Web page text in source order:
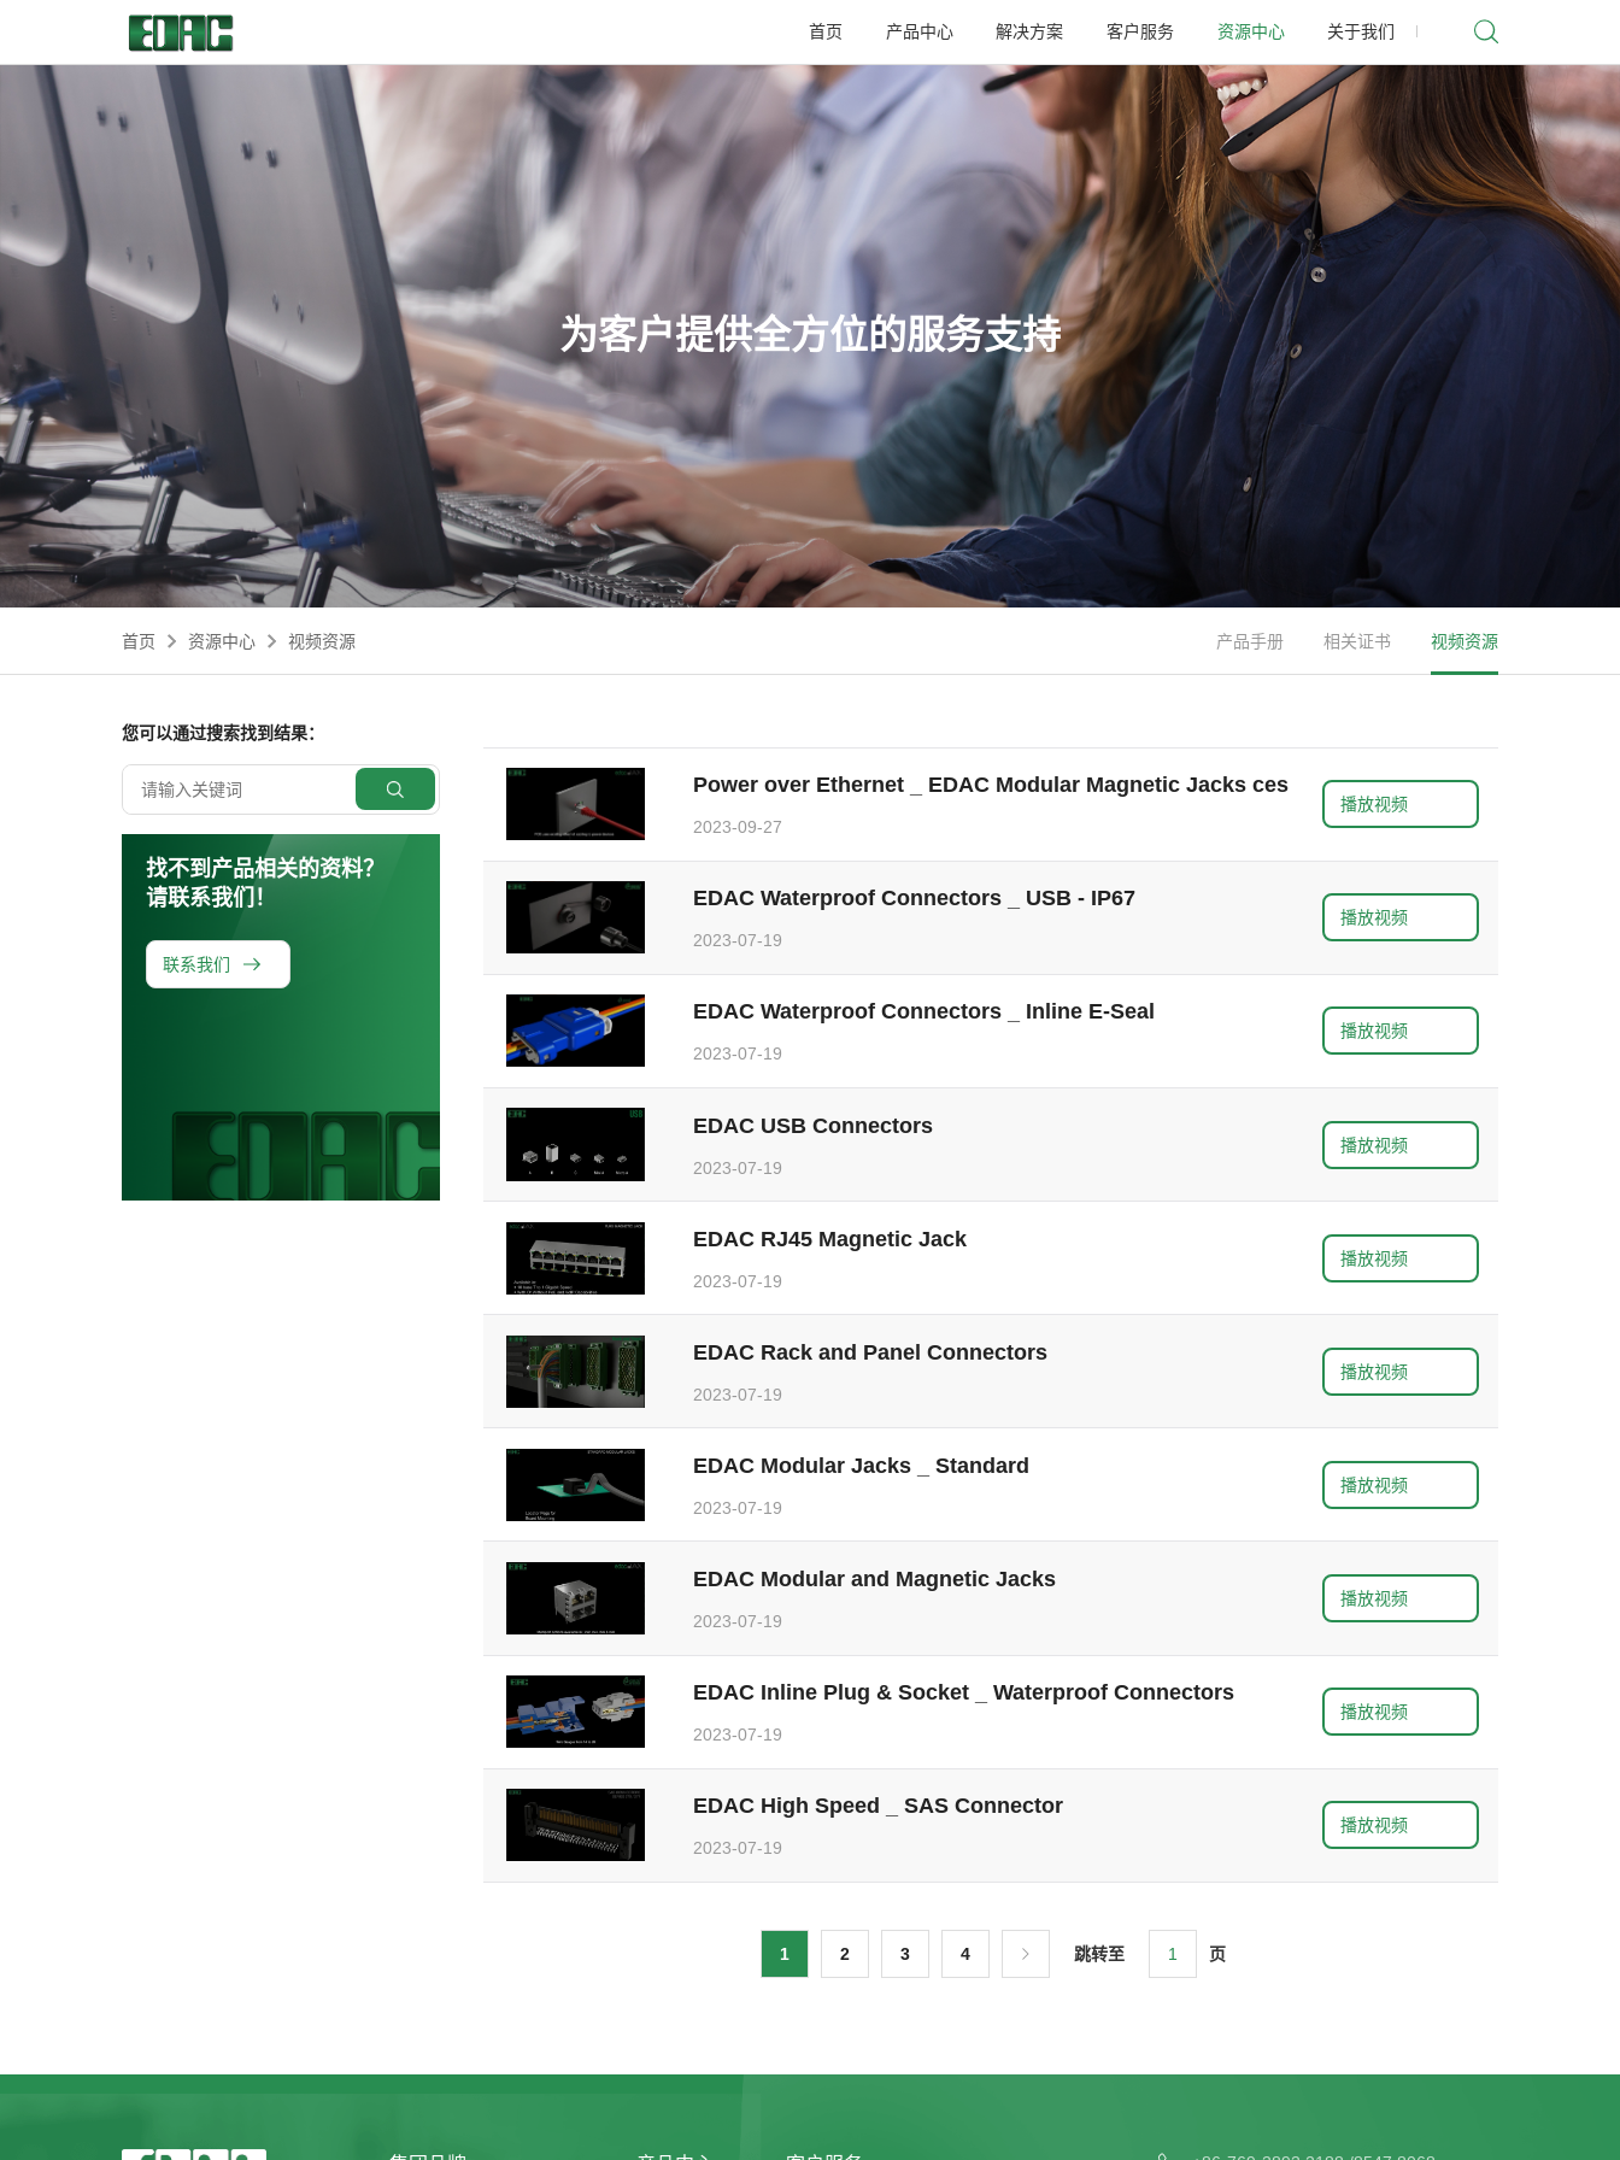
首页 产品中心 解决方案 客户服务 资源中心 关于我们
首页
产品中心
解决方案
客户服务
资源中心
关于我们
其他
为客户提供全方位的服务支持
首页 资源中心 视频资源 产品手册 相关证书 视频资源
您可以通过搜索找到结果：
找不到产品相关的资料？
请联系我们！
联系我们
Power over Ethernet _ EDAC Modular Magnetic Jacks ces
2023-09-27
播放视频
EDAC Waterproof Connectors _ USB - IP67
2023-07-19
播放视频
EDAC Waterproof Connectors _ Inline E-Seal
2023-07-19
播放视频
EDAC USB Connectors
2023-07-19
播放视频
EDAC RJ45 Magnetic Jack
2023-07-19
播放视频
EDAC Rack and Panel Connectors
2023-07-19
播放视频
EDAC Modular Jacks _ Standard
2023-07-19
播放视频
EDAC Modular and Magnetic Jacks
2023-07-19
播放视频
EDAC Inline Plug & Socket _ Waterproof Connectors
2023-07-19
播放视频
EDAC High Speed _ SAS Connector
2023-07-19
播放视频
1 2 3 4 跳转至 页